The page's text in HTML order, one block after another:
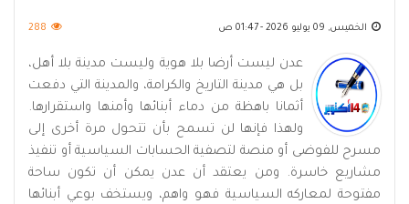
الخميس, 09 يوليو 2026 - 01:47 ص 288
عدن ليست أرضا بلا هوية وليست مدينة بلا أهل،
بل هي مدينة التاريخ والكرامة، والمدينة التي دفعت
أثمانا باهظة من دماء أبنائها وأمنها واستقرارها.
ولهذا فإنها لن تسمح بأن تتحول مرة أخرى إلى
مسرح للفوضى أو منصة لتصفية الحسابات السياسية أو تنفيذ
مشاريع خاسرة. ومن يعتقد أن عدن يمكن أن تكون ساحة
مفتوحة لمعاركه السياسية فهو واهم، ويستخف بوعي أبنائها